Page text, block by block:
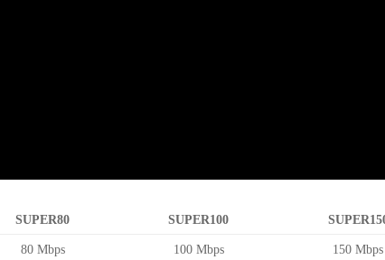
SUPER80 SUPER100
80 Mbps 100 Mbps 150 Mbps